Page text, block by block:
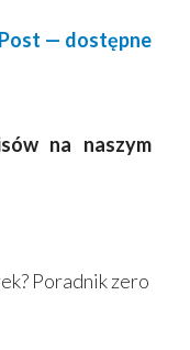
— dostępne
na naszym
Poradnik zero